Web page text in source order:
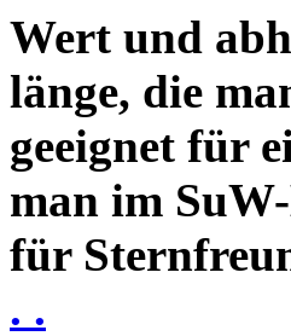
Wert und
länge, die
geeignet für
man im
für
. .